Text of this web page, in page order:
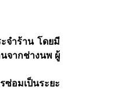
จำร้าน โดยมี
จากช่างนพ ผู้
อมเป็นระยะ